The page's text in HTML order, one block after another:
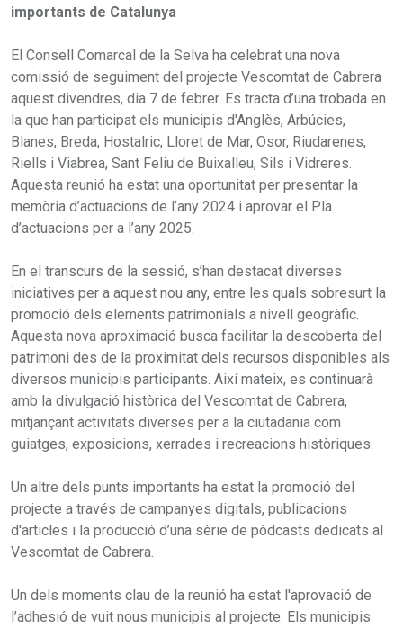
importants de Catalunya
El Consell Comarcal de la Selva ha celebrat una nova
comissió de seguiment del projecte Vescomtat de Cabrera
aquest divendres, dia 7 de febrer. Es tracta d’una trobada en
la que han participat els municipis d'Anglès, Arbúcies,
Blanes, Breda, Hostalric, Lloret de Mar, Osor, Riudarenes,
Riells i Viabrea, Sant Feliu de Buixalleu, Sils i Vidreres.
Aquesta reunió ha estat una oportunitat per presentar la
memòria d’actuacions de l’any 2024 i aprovar el Pla
d’actuacions per a l’any 2025.
En el transcurs de la sessió, s’han destacat diverses
iniciatives per a aquest nou any, entre les quals sobresurt la
promoció dels elements patrimonials a nivell geogràfic.
Aquesta nova aproximació busca facilitar la descoberta del
patrimoni des de la proximitat dels recursos disponibles als
diversos municipis participants. Així mateix, es continuarà
amb la divulgació històrica del Vescomtat de Cabrera,
mitjançant activitats diverses per a la ciutadania com
guiatges, exposicions, xerrades i recreacions històriques.
Un altre dels punts importants ha estat la promoció del
projecte a través de campanyes digitals, publicacions
d'articles i la producció d’una sèrie de pòdcasts dedicats al
Vescomtat de Cabrera.
Un dels moments clau de la reunió ha estat l'aprovació de
l’adhesió de vuit nous municipis al projecte. Els municipis